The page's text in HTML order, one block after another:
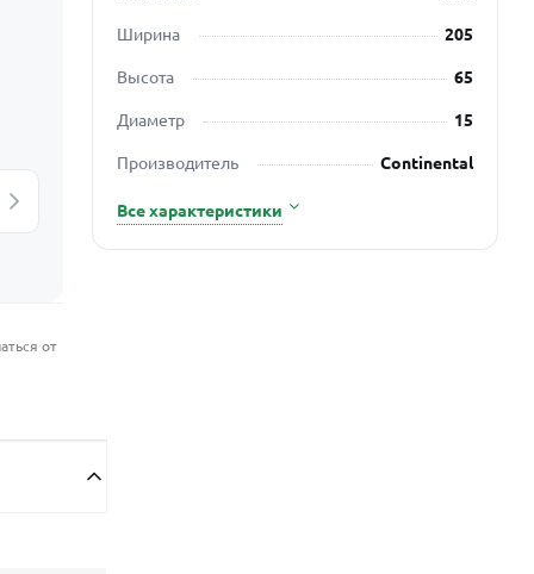
от
Ширина
205
Высота
65
Диаметр
15
Производитель
Continental
Все характеристики